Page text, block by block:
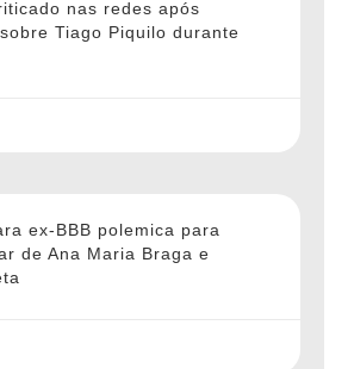
nas redes após
Tiago Piquilo durante
ex-BBB polemica para
de Ana Maria Braga e